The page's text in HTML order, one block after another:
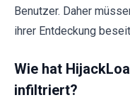
Benutzer. Daher
ihrer Entdeckung
Wie hat
infiltriert?